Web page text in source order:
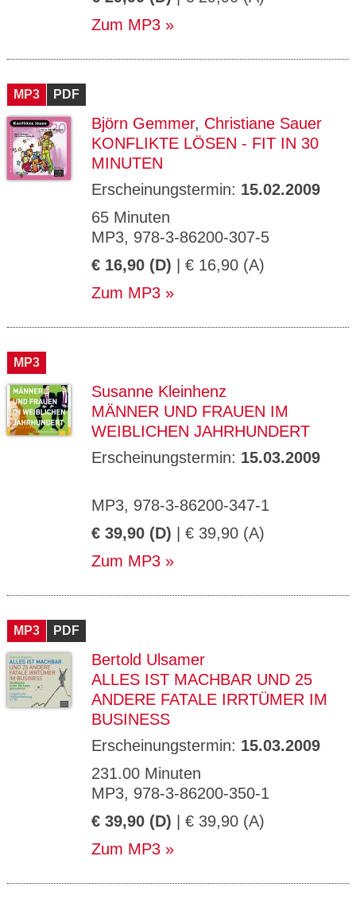
Zum MP3
MP3 PDF
Björn Gemmer, Christiane Sauer
KONFLIKTE LÖSEN - FIT IN 30
MINUTEN
Erscheinungstermin: 15.02.2009
65 Minuten
MP3, 978-3-86200-307-5
€ 16,90 (D) | € 16,90 (A)
Zum MP3
MP3
Susanne Kleinhenz
MÄNNER UND FRAUEN IM
WEIBLICHEN JAHRHUNDERT
Erscheinungstermin: 15.03.2009
MP3, 978-3-86200-347-1
€ 39,90 (D) | € 39,90 (A)
Zum MP3
MP3 PDF
Bertold Ulsamer
ALLES IST MACHBAR UND 25
ANDERE FATALE IRRTÜMER IM
BUSINESS
Erscheinungstermin: 15.03.2009
231.00 Minuten
MP3, 978-3-86200-350-1
€ 39,90 (D) | € 39,90 (A)
Zum MP3